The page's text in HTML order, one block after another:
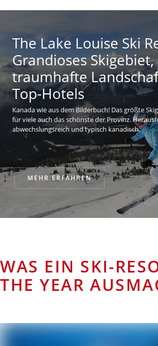
The Lake Louise Ski
Grandioses Skigebiet,
traumhafte
Top-Hotels
MEHR ERFAHREN
Kanada wie aus dem Bilderbuch! Das größte
für viele auch das schönste der Provinz.
abwechslungsreich und typisch kanadisch.
WAS EIN SKI-
THE YEAR